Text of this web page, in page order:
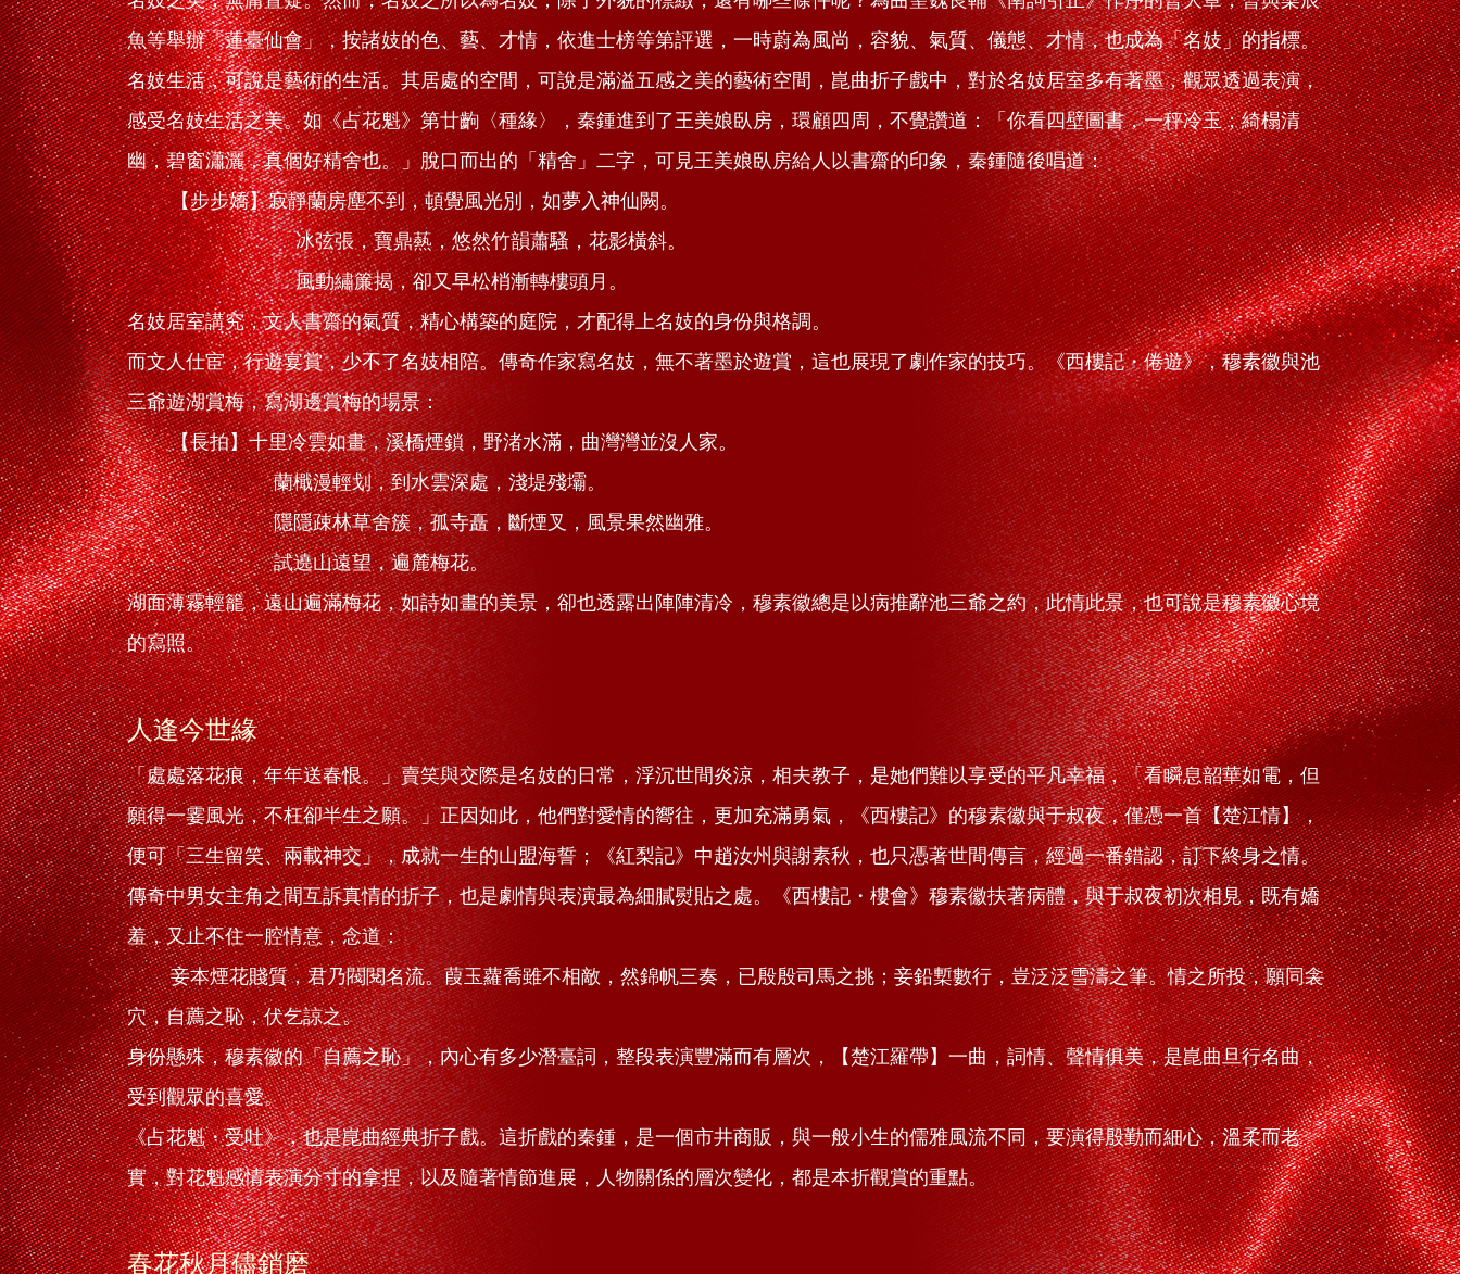
魚等舉辦「蓮臺仙會」，按諸妓的色、藝、才情，依進士榜等第評選，一時蔚為風尚，容貌、氣質、儀態、才情，也成為「名妓」的指標。
名妓生活，可說是藝術的生活。其居處的空間，可說是滿溢五感之美的藝術空間，崑曲折子戲中，對於名妓居室多有著墨，觀眾透過表演，
感受名妓生活之美。如《占花魁》第廿齣〈種緣〉，秦鍾進到了王美娘臥房，環顧四周，不覺讚道：「你看四壁圖書，一秤冷玉；綺榻清
幽，碧窗瀟灑，真個好精舍也。」脫口而出的「精舍」二字，可見王美娘臥房給人以書齋的印象，秦鍾隨後唱道：
【步步嬌】寂靜蘭房塵不到，頓覺風光別，如夢入神仙闕。
冰弦張，寶鼎爇，悠然竹韻蕭騷，花影橫斜。
風動繡簾揭，卻又早松梢漸轉樓頭月。
名妓居室講究，文人書齋的氣質，精心構築的庭院，才配得上名妓的身份與格調。
而文人仕宦，行遊宴賞，少不了名妓相陪。傳奇作家寫名妓，無不著墨於遊賞，這也展現了劇作家的技巧。《西樓記・倦遊》，穆素徽與池
三爺遊湖賞梅，寫湖邊賞梅的場景：
【長拍】十里冷雲如畫，溪橋煙鎖，野渚水滿，曲灣灣並沒人家。
蘭檝漫輕划，到水雲深處，淺堤殘壩。
隱隱疎林草舍簇，孤寺矗，斷煙叉，風景果然幽雅。
試遶山遠望，遍麓梅花。
湖面薄霧輕籠，遠山遍滿梅花，如詩如畫的美景，卻也透露出陣陣清冷，穆素徽總是以病推辭池三爺之約，此情此景，也可說是穆素徽心境
的寫照。
人逢今世緣
「處處落花痕，年年送春恨。」賣笑與交際是名妓的日常，浮沉世間炎涼，相夫教子，是她們難以享受的平凡幸福，「看瞬息韶華如電，但
願得一霎風光，不枉卻半生之願。」正因如此，他們對愛情的嚮往，更加充滿勇氣，《西樓記》的穆素徽與于叔夜，僅憑一首【楚江情】，
便可「三生留笑、兩載神交」，成就一生的山盟海誓；《紅梨記》中趙汝州與謝素秋，也只憑著世間傳言，經過一番錯認，訂下終身之情。
傳奇中男女主角之間互訴真情的折子，也是劇情與表演最為細膩熨貼之處。《西樓記・樓會》穆素徽扶著病體，與于叔夜初次相見，既有嬌
羞，又止不住一腔情意，念道：
妾本煙花賤質，君乃閥閱名流。葭玉蘿喬雖不相敵，然錦帆三奏，已殷殷司馬之挑；妾鉛槧數行，豈泛泛雪濤之筆。情之所投，願同衾
穴，自薦之恥，伏乞諒之。
身份懸殊，穆素徽的「自薦之恥」，內心有多少潛臺詞，整段表演豐滿而有層次，【楚江羅帶】一曲，詞情、聲情俱美，是崑曲旦行名曲，
受到觀眾的喜愛。
《占花魁・受吐》，也是崑曲經典折子戲。這折戲的秦鍾，是一個市井商販，與一般小生的儒雅風流不同，要演得殷勤而細心，溫柔而老
實，對花魁感情表演分寸的拿捏，以及隨著情節進展，人物關係的層次變化，都是本折觀賞的重點。
春花秋月儘銷磨